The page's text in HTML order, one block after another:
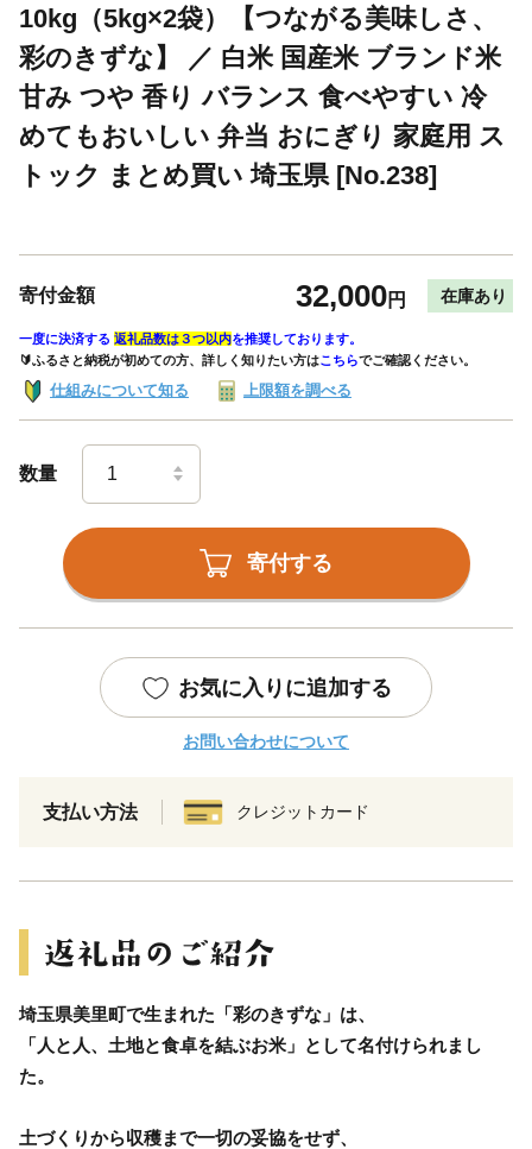
10kg（5kg×2袋）【つながる美味しさ、
彩のきずな】 ／ 白米 国産米 ブランド米
甘み つや 香り バランス 食べやすい 冷
めてもおいしい 弁当 おにぎり 家庭用 ス
トック まとめ買い 埼玉県 [No.238]
寄付金額 32,000円 在庫あり
一度に決済する 返礼品数は３つ以内を推奨しております。
🔰ふるさと納税が初めての方、詳しく知りたい方はこちらでご確認ください。
仕組みについて知る 上限額を調べる
数量
寄付する
お気に入りに追加する
お問い合わせについて
支払い方法 クレジットカード
埼玉県美里町で生まれた「彩のきずな」は、
「人と人、土地と食卓を結ぶお米」として名付けられまし
た。
土づくりから収穫まで一切の妥協をせず、